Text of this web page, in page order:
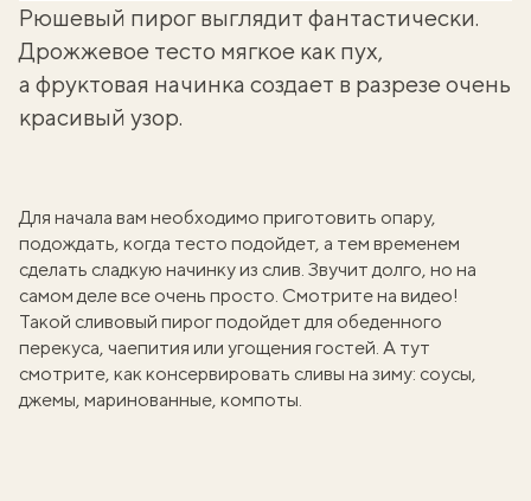
Рюшевый пирог выглядит фантастически.
Дрожжевое тесто мягкое как пух,
а фруктовая начинка создает в разрезе очень
красивый узор.
Для начала вам необходимо приготовить опару,
подождать, когда тесто подойдет, а тем временем
сделать сладкую начинку из слив. Звучит долго, но на
самом деле все очень просто. Смотрите на видео!
Такой сливовый пирогподойдет для обеденного
перекуса, чаепития или угощения гостей. А тут
смотрите, какконсервировать сливы на зиму: соусы,
джемы, маринованные, компоты.